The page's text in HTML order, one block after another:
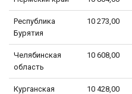
Республика
Бурятия
10 273,00
Челябинская
область
10 608,00
Курганская
10 428,00